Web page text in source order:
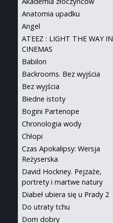
Anatomia upadku
Angel
ATEEZ : LIGHT THE WAY IN
CINEMAS
Babilon
Backrooms. Bez wyjścia
Bez wyjścia
Biedne istoty
Bogini Partenope
Chronologia wody
Chłopi
Czas Apokalipsy: Wersja
Reżyserska
David Hockney. Pejzaże,
portrety i martwe natury
Diabeł ubiera się u Prady 2
Do utraty tchu
Dom dobry